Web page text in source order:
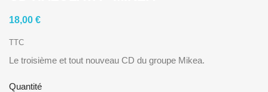
18,00 €
TTC
Le troisième et tout nouveau CD du groupe Mikea.
Quantité